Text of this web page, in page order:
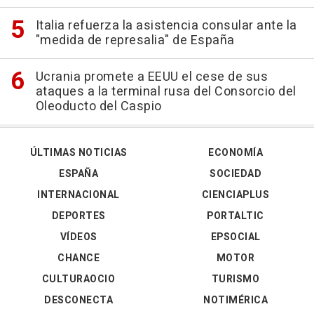
Italia refuerza la asistencia consular ante la
"medida de represalia" de España
Ucrania promete a EEUU el cese de sus
ataques a la terminal rusa del Consorcio del
Oleoducto del Caspio
ÚLTIMAS NOTICIAS
ESPAÑA
INTERNACIONAL
DEPORTES
VÍDEOS
ECONOMÍA
SOCIEDAD
CIENCIAPLUS
PORTALTIC
EPSOCIAL
CHANCE
CULTURAOCIO
DESCONECTA
MOTOR
TURISMO
NOTIMÉRICA